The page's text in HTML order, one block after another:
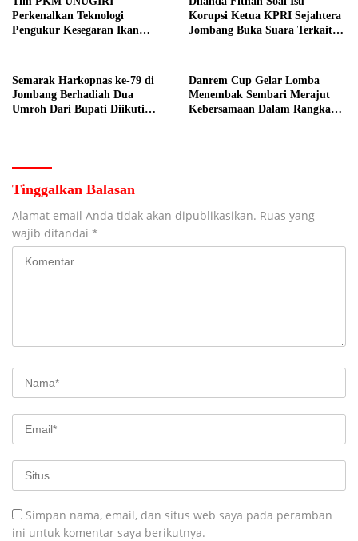
Perkenalkan Teknologi
Pengukur Kesegaran Ikan
Korupsi Ketua KPRI Sejahtera
Jombang Buka Suara Terkait
Semarak Harkopnas ke-79 di
Jombang Berhadiah Dua
Umroh Dari Bupati Diikuti
Danrem Cup Gelar Lomba
Menembak Sembari Merajut
Kebersamaan Dalam Rangka
Tinggalkan Balasan
Alamat email Anda tidak akan dipublikasikan. Ruas yang
wajib ditandai *
Simpan nama, email, dan situs web saya pada peramban
ini untuk komentar saya berikutnya.